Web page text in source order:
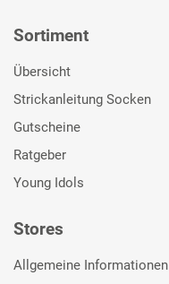
Sortiment
Übersicht
Strickanleitung Socken
Gutscheine
Ratgeber
Young Idols
Stores
Allgemeine Informationen